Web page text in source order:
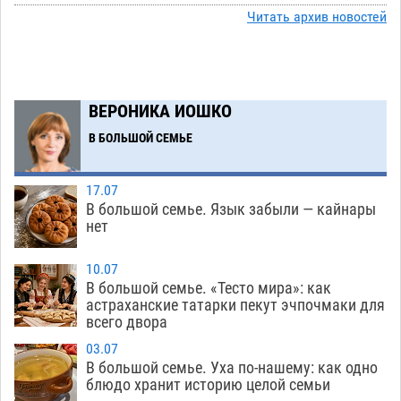
В Астрахани несовершеннолетнему дали
09:54
Астраханский детский омбудсмен помогла
многодетному отцу вернуть родительские
права
09:13
В Астрахани купеческий банк укроют новой
крышей за шестнадцать миллионов
08:29
Астраханские спасатели назвали причину
пожара, в котором погиб 3-месячный малыш
06.08 548
07:38
Арендатор заплатит миллионы за порчу
солью астраханских сельхозугодий
06.08 356
Читать архив новостей
ВЕРОНИКА ИОШКО
В БОЛЬШОЙ СЕМЬЕ
17.07
В большой семье. Язык забыли — кайнары
нет
10.07
В большой семье. «Тесто мира»: как
астраханские татарки пекут эчпочмаки для
всего двора
03.07
В большой семье. Уха по-нашему: как одно
блюдо хранит историю целой семьи